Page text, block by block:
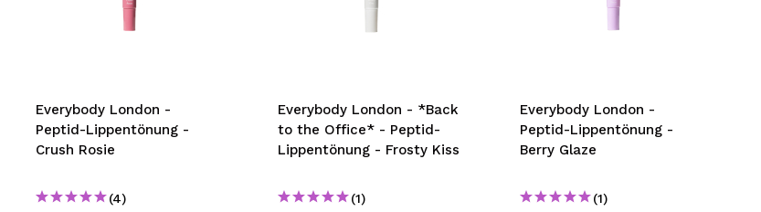
Everybody London -
Peptid-Lippentönung -
Crush Rosie
(4)
Everybody London - *Back
to the Office* - Peptid-
Lippentönung - Frosty Kiss
(1)
Everybody London -
Peptid-Lippentönung -
Berry Glaze
(1)